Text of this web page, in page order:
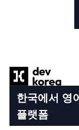
한국에서 영
플랫폼